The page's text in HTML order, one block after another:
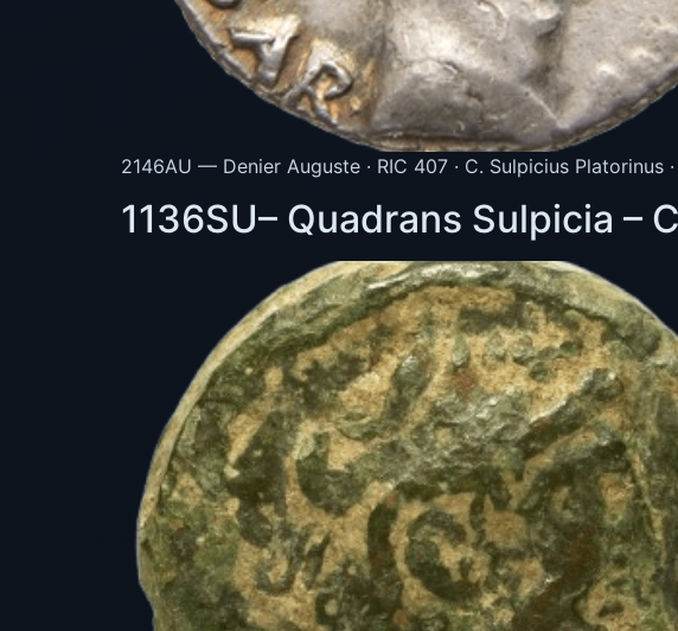
2146AU — Denier Auguste · RIC 407 · C. Sulpicius
1136SU– Quadrans Sulpicia –